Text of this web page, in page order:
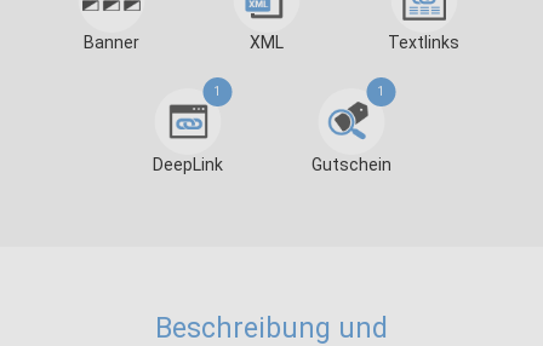
Banner XML Textlinks
1
DeepLink
1
Gutschein
Beschreibung und